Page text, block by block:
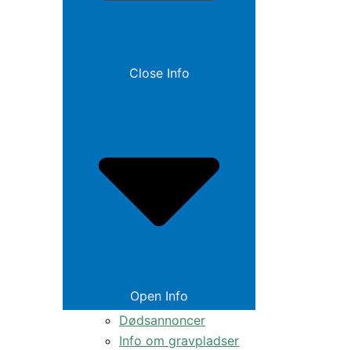
Close Info
Open Info
Dødsannoncer
Info om gravpladser